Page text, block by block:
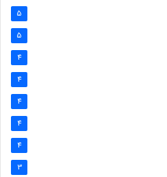
5
5
4
4
4
4
4
3